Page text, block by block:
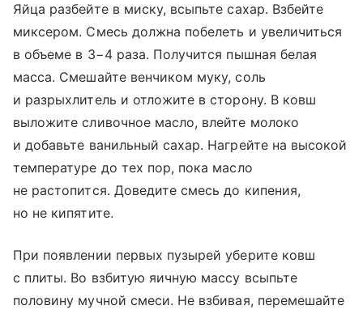
Яйца разбейте в миску, всыпьте сахар. Взбейте
миксером. Смесь должна побелеть и увеличиться
в объеме в 3−4 раза. Получится пышная белая
масса. Смешайте венчиком муку, соль
и разрыхлитель и отложите в сторону. В ковш
выложите сливочное масло, влейте молоко
и добавьте ванильный сахар. Нагрейте на высокой
температуре до тех пор, пока масло
не растопится. Доведите смесь до кипения,
но не кипятите.
При появлении первых пузырей уберите ковш
с плиты. Во взбитую яичную массу всыпьте
половину мучной смеси. Не взбивая, перемешайте